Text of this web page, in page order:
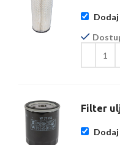
Filter
Dodaj
Dodaj